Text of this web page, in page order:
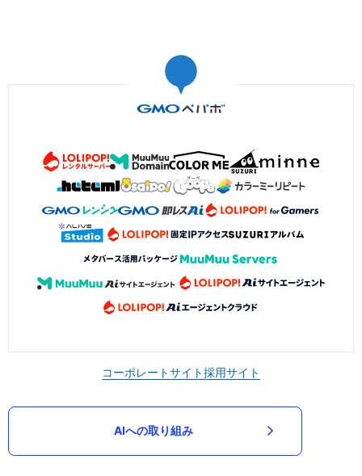
コーポレートサイト採用サイト
AIへの取り組み